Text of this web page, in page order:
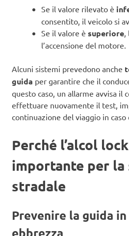
Se il valore rilevato è
consentito, il veicolo si
Se il valore è superiore,
l’accensione del motore.
Alcuni sistemi prevedono anche
guida per garantire che il
questo caso, un allarme avvisa il
effettuare nuovamente il test,
continuazione del viaggio in
Perché l’alcol
importante per la
stradale
Prevenire la guida